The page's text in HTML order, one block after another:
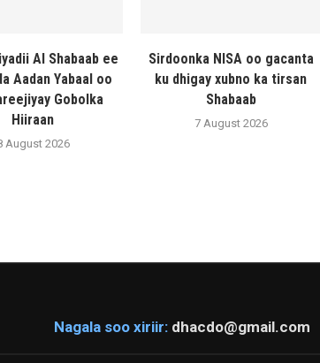
Al Shabaab ee
Aadan Yabaal oo
Gobolka
Hiiraan
August 2026
Sirdoonka NISA oo gacanta
ku dhigay xubno ka tirsan
Shabaab
7 August 2026
Nagala soo xiriir: dhacdo@gmail.com